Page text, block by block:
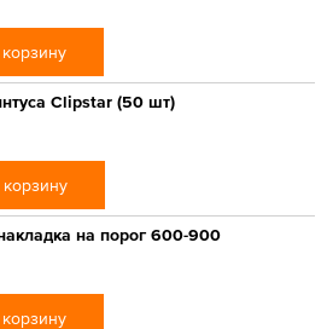
Clipstar (50 шт)
на порог 600-900